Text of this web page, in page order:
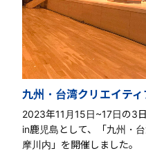
九州・台湾クリエイテ
2023年11月15日~17日の3
in鹿児島として、「九州・
摩川内」を開催しました。